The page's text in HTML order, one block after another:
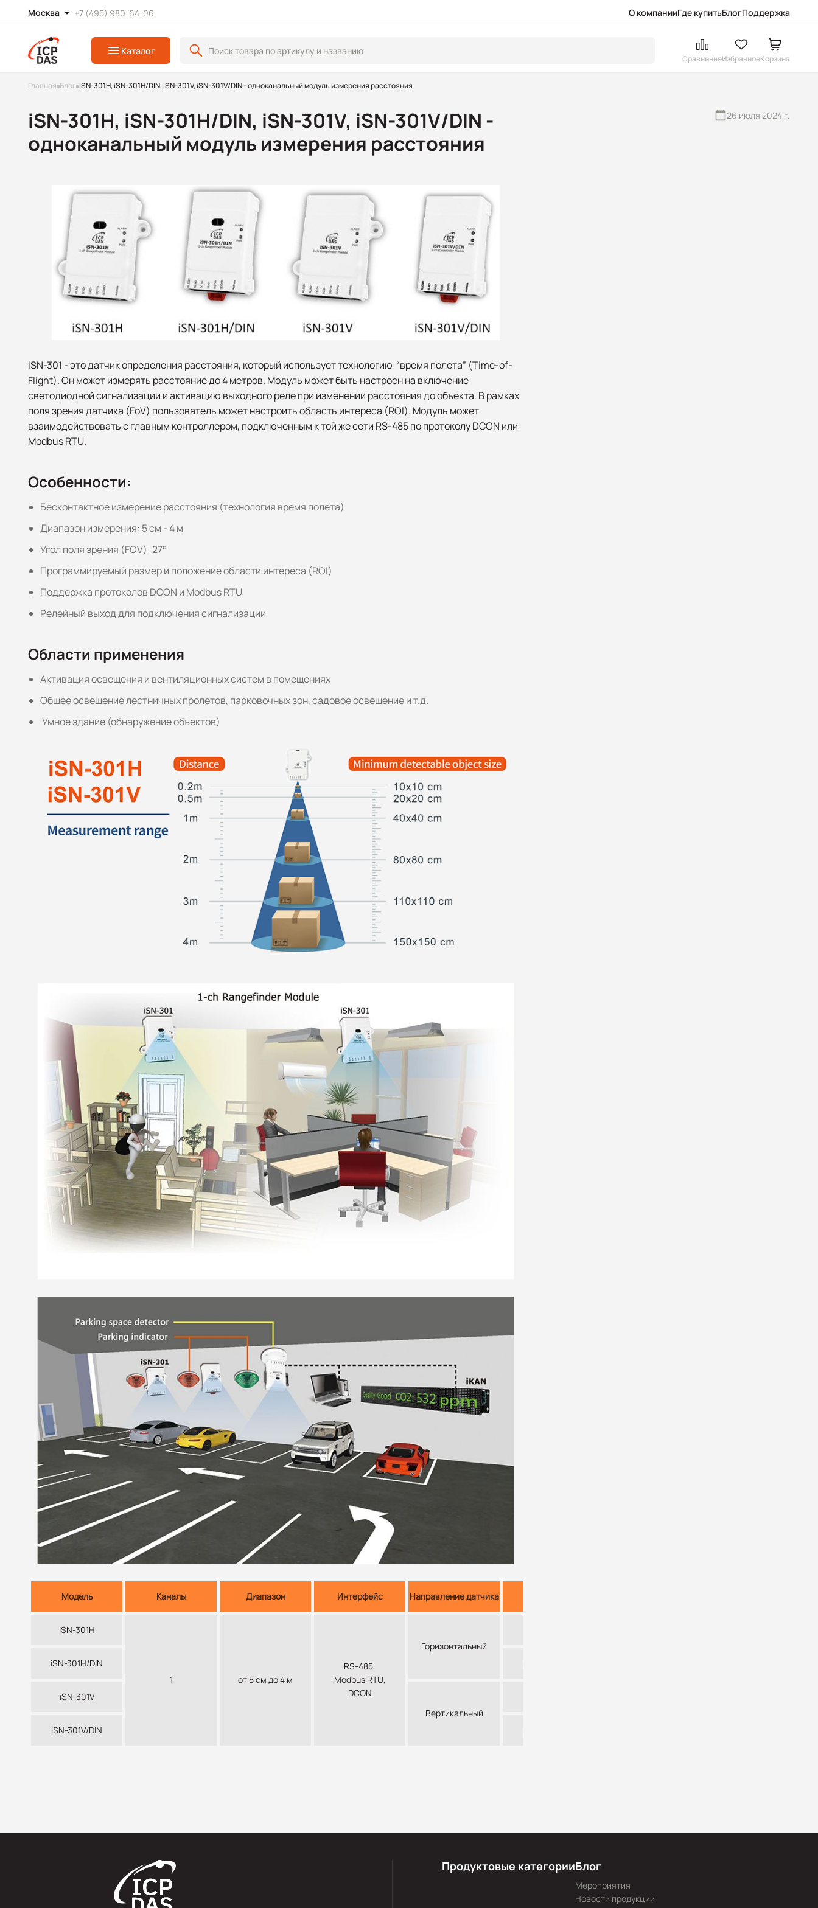
Москва +7 (495) 980-64-06 О компанииГде купитьБлогПоддержка
Каталог
СравнениеИзбранноеКорзина
Главная Блог iSN-301H, iSN-301H/DIN, iSN-301V, iSN-301V/DIN - одноканальный модуль измерения расстояния
iSN-301H, iSN-301H/DIN, iSN-301V, iSN-301V/DIN -
одноканальный модуль измерения расстояния
26 июля 2024 г.
iSN-301 - это датчик определения расстояния, который использует технологию “время полета” (Time-of-
Flight). Он может измерять расстояние до 4 метров. Модуль может быть настроен на включение
светодиодной сигнализации и активацию выходного реле при изменении расстояния до объекта. В рамках
поля зрения датчика (FoV) пользователь может настроить область интереса (ROI). Модуль может
взаимодействовать с главным контроллером, подключенным к той же сети RS-485 по протоколу DCON или
Modbus RTU.
Особенности:
Бесконтактное измерение расстояния (технология время полета)
Диапазон измерения: 5 см - 4 м
Угол поля зрения (FOV): 27°
Программируемый размер и положение области интереса (ROI)
Поддержка протоколов DCON и Modbus RTU
Релейный выход для подключения сигнализации
Области применения
Активация освещения и вентиляционных систем в помещениях
Общее освещение лестничных пролетов, парковочных зон, садовое освещение и т.д.
Умное здание (обнаружение объектов)
Модель Каналы Диапазон Интерфейс Направление датчика
iSN-301H
1 от 5 см до 4 м
RS-485,
Modbus RTU,
DCON
Горизонтальный
iSN-301H/DIN
iSN-301V
Вертикальный
iSN-301V/DIN
Продуктовые категорииБлог
Мероприятия
Новости продукции